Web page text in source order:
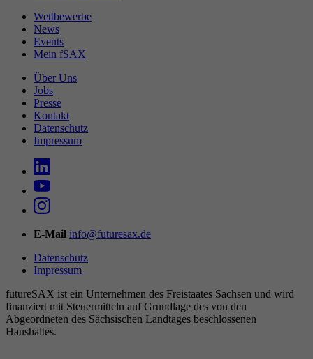
Wettbewerbe
News
Events
Mein fSAX
Über Uns
Jobs
Presse
Kontakt
Datenschutz
Impressum
E-Mail info@futuresax.de
Datenschutz
Impressum
futureSAX ist ein Unter­nehmen des Freistaates Sachsen und wird
finanziert mit Steuermitteln auf Grundlage des von den
Abgeordneten des Sächsischen Landtages beschlossenen
Haushaltes.